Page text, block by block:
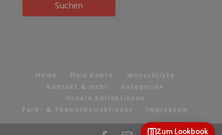
Suchen
Home Mein Konto
Wunschliste
Kontakt & mehr
Kategorien
Unsere Kollektionen
Farb- & Themenkollektionen
Impressum
Zum Lookbook